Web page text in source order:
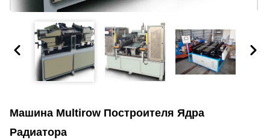
Машина Multirow Построителя Ядра
Радиатора